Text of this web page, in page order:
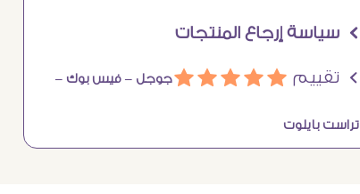
Ö سياسة إرجاع المنتجات
Ö تقييم áááááجوجل – فيس بوك –
تراست بايلوت